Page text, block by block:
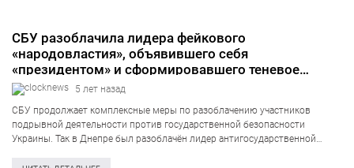
СБУ разоблачила лидера фейкового
«народовластия», объявившего себя
«президентом» и сформировавшего теневое
правительство
5 лет назад
СБУ продолжает комплексные меры по разоблачению участников
подрывной деятельности против государственной безопасности
Украины. Так в Днепре был разоблачён лидер антигосударственной